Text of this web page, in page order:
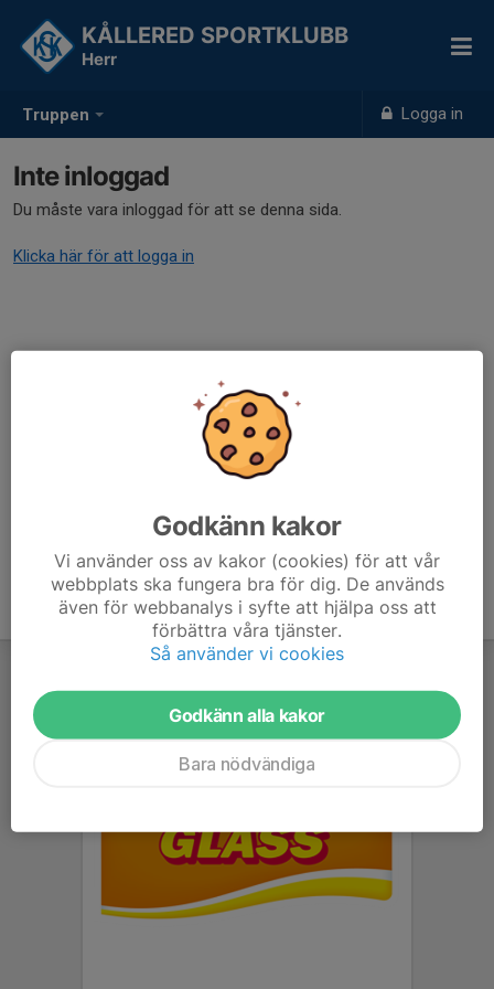
Truppen Logga in
KÅLLERED SPORTKLUBB
Herr
Inte inloggad
Du måste vara inloggad för att se denna sida.
Klicka här för att logga in
Godkänn kakor
Vi använder oss av kakor (cookies) för att vår
webbplats ska fungera bra för dig. De används
även för webbanalys i syfte att hjälpa oss att
förbättra våra tjänster.
Så använder vi cookies
Godkänn alla kakor
Bara nödvändiga